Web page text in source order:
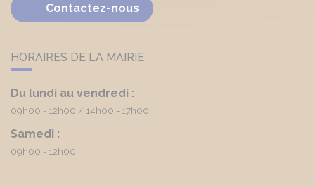
Contactez-nous
HORAIRES DE LA MAIRIE
Du lundi au vendredi :
09h00 - 12h00 14h00 - 17h00
Samedi :
09h00 - 12h00